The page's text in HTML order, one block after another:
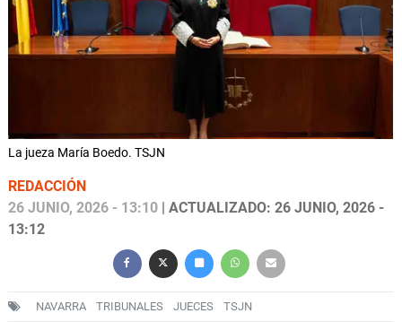
La jueza María Boedo. TSJN
REDACCIÓN
26 JUNIO, 2026 - 13:10 | ACTUALIZADO: 26 JUNIO, 2026 -
13:12
NAVARRA TRIBUNALES JUECES TSJN